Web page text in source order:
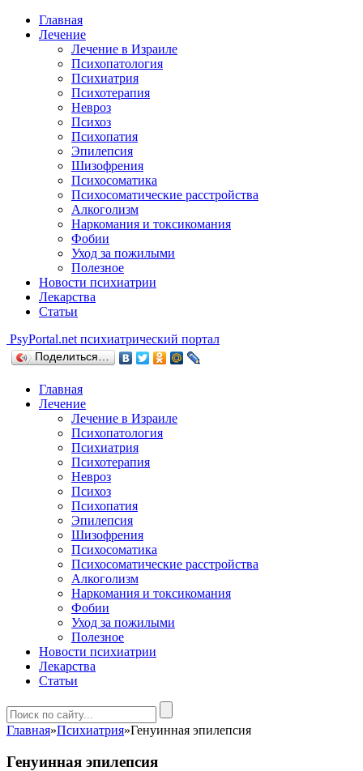
Главная
Лечение
Лечение в Израиле
Психопатология
Психиатрия
Психотерапия
Невроз
Психоз
Психопатия
Эпилепсия
Шизофрения
Психосоматика
Психосоматические расстройства
Алкоголизм
Наркомания и токсикомания
Фобии
Уход за пожилыми
Полезное
Новости психиатрии
Лекарства
Статьи
PsyPortal.net психиатрический портал
Поделиться…
Главная
Лечение
Лечение в Израиле
Психопатология
Психиатрия
Психотерапия
Невроз
Психоз
Психопатия
Эпилепсия
Шизофрения
Психосоматика
Психосоматические расстройства
Алкоголизм
Наркомания и токсикомания
Фобии
Уход за пожилыми
Полезное
Новости психиатрии
Лекарства
Статьи
Главная»Психиатрия»Генуинная эпилепсия
Генуинная эпилепсия